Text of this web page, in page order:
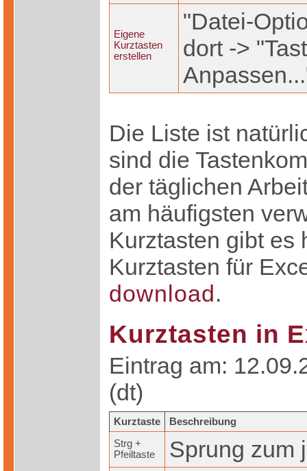
Eigene
Kurztasten
erstellen
"Datei-
dort ->
Die Liste ist
sind die
der täglichen
am häufigsten
Kurztasten gibt es
Kurztasten für
download .
Kurztasten in
Eintrag am:
(dt)
Kurztaste
Beschreibung
Strg +
Pfeiltaste
Sprung zum